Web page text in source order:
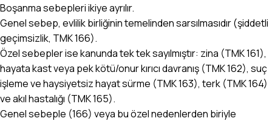
Boşanma sebepleri ikiye ayrılır.
Genel sebep, evlilik birliğinin temelinden sarsılmasıdır (şiddetli
geçimsizlik, TMK 166).
Özel sebepler ise kanunda tek tek sayılmıştır: zina (TMK 161),
hayata kast veya pek kötü/onur kırıcı davranış (TMK 162), suç
işleme ve haysiyetsiz hayat sürme (TMK 163), terk (TMK 164)
ve akıl hastalığı (TMK 165).
Genel sebeple (166) veya bu özel nedenlerden biriyle